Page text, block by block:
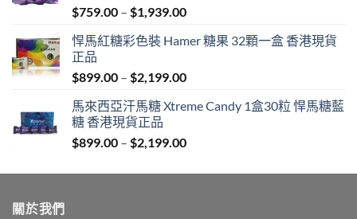
$759.00 – $1,939.00Price
$759.00
$1,939.00
悍馬紅糖彩色裝 Hamer 糖果 32顆一盒 香港現貨
正品
$899.00 – $2,199.00Price
$899.00
$2,199.00
馬來西亞汗馬糖 Xtreme Candy 1盒30粒 悍馬糖藍
糖 香港現貨正品
$899.00 – $2,199.00Price
$899.00
關於我們